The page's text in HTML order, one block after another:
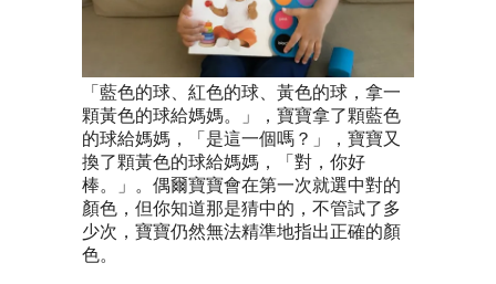
「藍色的球、紅色的球、黃色的球，拿一
顆黃色的球給媽媽。」，寶寶拿了顆藍色
的球給媽媽，「是這一個嗎？」，寶寶又
換了顆黃色的球給媽媽，「對，你好
棒。」。偶爾寶寶會在第一次就選中對的
顏色，但你知道那是猜中的，不管試了多
少次，寶寶仍然無法精準地指出正確的顏
色。